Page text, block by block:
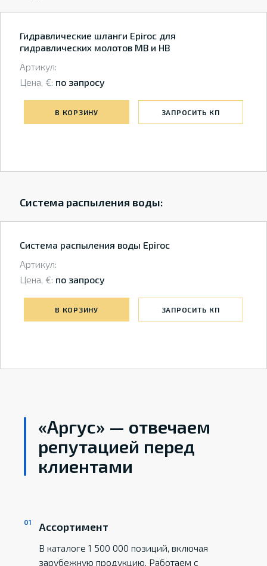
Гидравлические шланги Epiroc для
гидравлических молотов MB и HB
Артикул:
Цена, €: по запросу
В КОРЗИНУ ЗАПРОСИТЬ КП
Система распыления воды:
Система распыления воды Epiroc
Артикул:
Цена, €: по запросу
В КОРЗИНУ ЗАПРОСИТЬ КП
«Аргус» — отвечаем
репутацией перед
клиентами
Ассортимент
В каталоге 1 500 000 позиций, включая
зарубежную продукцию. Работаем с